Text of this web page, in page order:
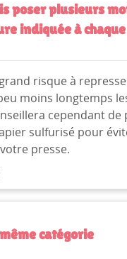
poser plusieurs
indiquée à
risque à
moins longtemps
cependant
sulfurisé pour
presse.
catégorie
LISTE